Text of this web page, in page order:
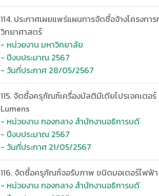
114. ประกาศเผยแพร่แผนการจัดซื้อจ้างโครงกา
วิทยาศาสตร์
- หน่วยงาน มหาวิทยาลัย
- ปีงบประมาณ 2567
- วันที่ประกาศ 28/05/2567
115. จัดซื้อครุภัณฑ์เครื่องมัลติมีเดียโปรเจคเตอ
Lumens
- หน่วยงาน กองกลาง สำนักงานอธิการบดี
- ปีงบประมาณ 2567
- วันที่ประกาศ 21/05/2567
116. จัดซื้อครุภัณฑ์จอรับภาพ ชนิดมอเตอร์ไฟฟ้
- หน่วยงาน กองกลาง สำนักงานอธิการบดี